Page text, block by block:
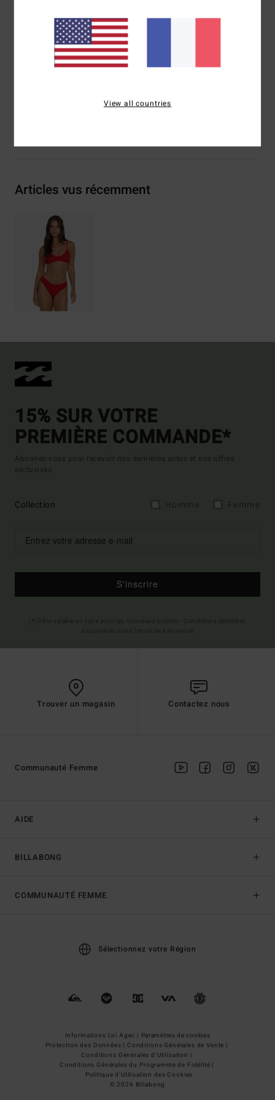
Logo brodé
Composition[Matière principale] 86% polyamide, 14%
élasthanne
Articles vus récemment
15% SUR VOTRE
PREMIÈRE COMMANDE*
Abonnez-vous pour recevoir nos dernières actus et nos offres
exclusives.
Collection
S'inscrire
Trouver un magasin Contactez nous
AIDE
BILLABONG
Communauté Femme
COMMUNAUTÉ FEMME
Sélectionnez votre Région
Informations Loi Agec | Paramètres de cookies
Protection des Données | Conditions Générales de Vente |
Conditions Générales d'Utilisation |
Conditions Générales du Programme de Fidélité |
Politique d'Utilisation des Cookies
© 2026 Billabong
View all countries